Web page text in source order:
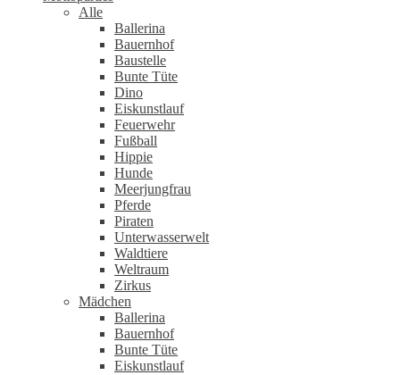
Alle
Ballerina
Bauernhof
Baustelle
Bunte Tüte
Dino
Eiskunstlauf
Feuerwehr
Fußball
Hippie
Hunde
Meerjungfrau
Pferde
Piraten
Unterwasserwelt
Waldtiere
Weltraum
Zirkus
Mädchen
Ballerina
Bauernhof
Bunte Tüte
Eiskunstlauf